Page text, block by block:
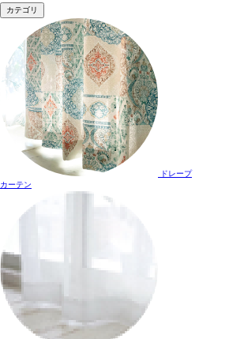
カテゴリ
ドレープ
カーテン